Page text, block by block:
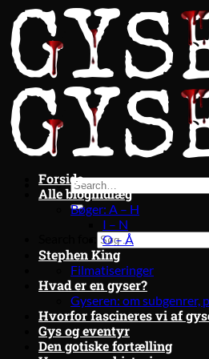
Fortsæt
til
indhold
Forside
Alle blogindlæg
Bøger: A – H
I – N
O – Å
Stephen King
Filmatiseringer
Hvad er en gyser?
Gyseren: om
Hvorfor fascineres vi af
Gys og eventyr
Den gotiske fortælling